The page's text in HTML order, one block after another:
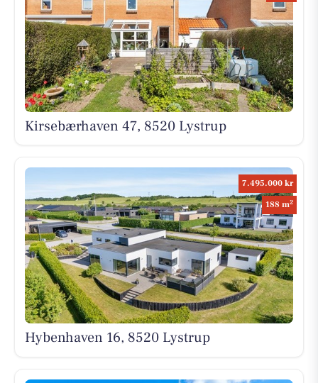
Kirsebærhaven 47, 8520 Lystrup
7.495.000 kr
188 m2
Hybenhaven 16, 8520 Lystrup